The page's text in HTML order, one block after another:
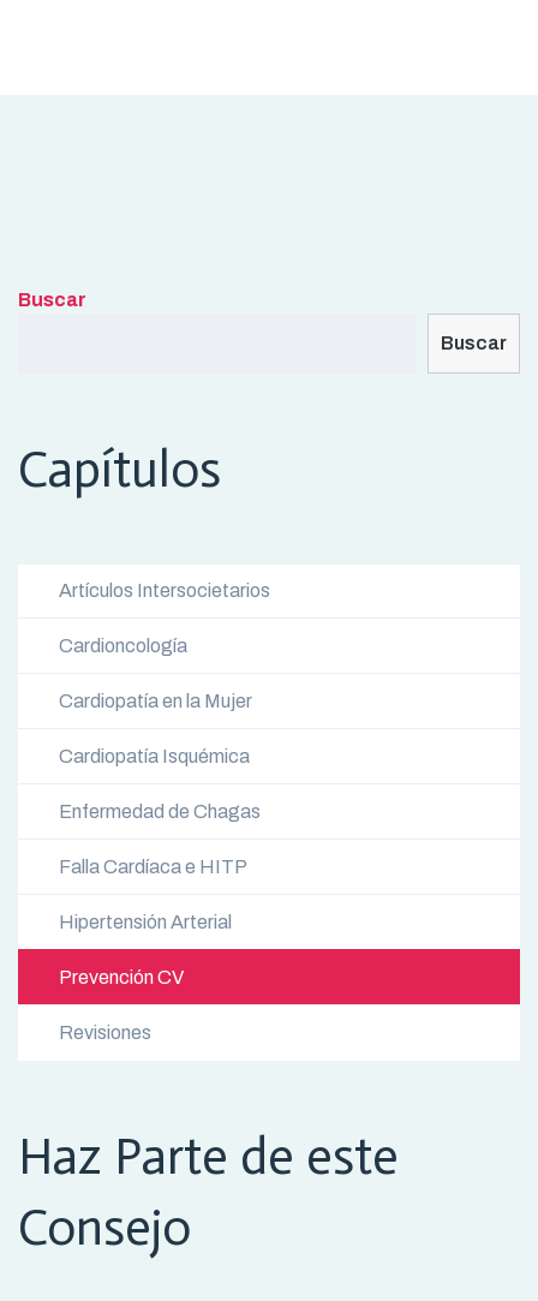
Buscar
Buscar
Capítulos
Artículos Intersocietarios
Cardioncología
Cardiopatía en la Mujer
Cardiopatía Isquémica
Enfermedad de Chagas
Falla Cardíaca e HITP
Hipertensión Arterial
Prevención CV
Revisiones
Haz Parte de este
Consejo